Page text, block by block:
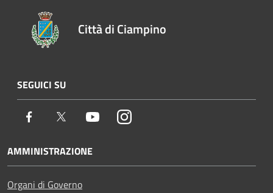
Città di Ciampino
SEGUICI SU
Facebook Twitter YoutubeInstagram
AMMINISTRAZIONE
Organi di Governo